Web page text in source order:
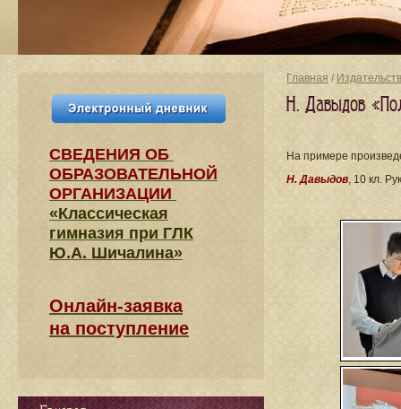
Главная /
Н. Давыдов
На примере
Н. Давыдов, 10 кл.
СВЕДЕНИЯ​ ОБ
ОБРАЗОВАТЕЛЬНОЙ
ОРГАНИЗАЦИИ
«Классическая
гимназия при ГЛК
Ю.А. Шичалина»
Онлайн-заявка
на поступление